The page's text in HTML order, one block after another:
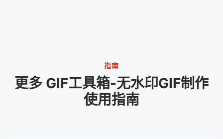
指南
更多 GIF工具箱-无水印GIF制作
使用指南